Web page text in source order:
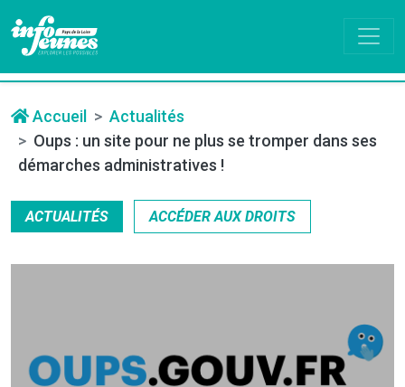
Accueil
Actualités
Oups : un site pour ne plus se tromper dans ses
démarches administratives !
ACTUALITÉS ACCÉDER AUX DROITS